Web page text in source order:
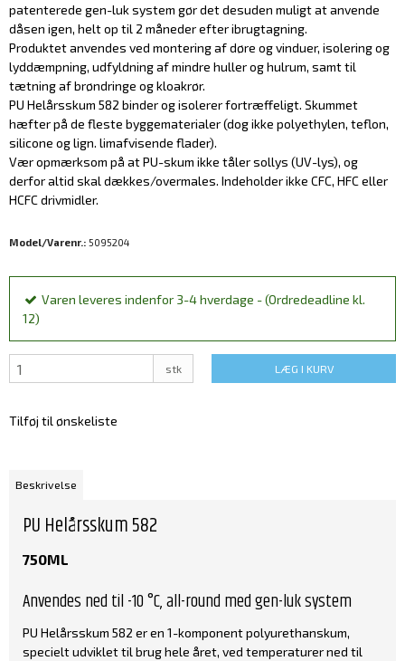
patenterede gen-luk system gør det desuden muligt at anvende
dåsen igen, helt op til 2 måneder efter ibrugtagning.
Produktet anvendes ved montering af døre og vinduer, isolering og
lyddæmpning, udfyldning af mindre huller og hulrum, samt til
tætning af brøndringe og kloakrør.
PU Helårsskum 582 binder og isolerer fortræffeligt. Skummet
hæfter på de fleste byggematerialer (dog ikke polyethylen, teflon,
silicone og lign. limafvisende flader).
Vær opmærksom på at PU-skum ikke tåler sollys (UV-lys), og
derfor altid skal dækkes/overmales. Indeholder ikke CFC, HFC eller
HCFC drivmidler.
Model/Varenr.: 5095204
Varen leveres indenfor 3-4 hverdage - (Ordredeadline kl.
12)
stk LÆG I KURV
Tilføj til ønskeliste
Beskrivelse
PU Helårsskum 582
750ML
Anvendes ned til -10 °C, all-round med gen-luk system
PU Helårsskum 582 er en 1-komponent polyurethanskum,
specielt udviklet til brug hele året, ved temperaturer ned til